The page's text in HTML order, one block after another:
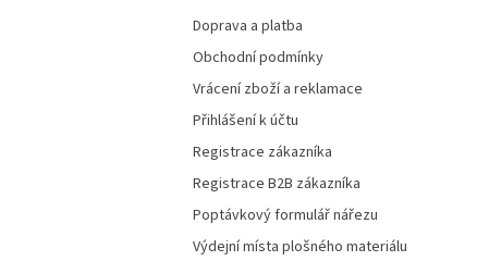
Doprava a platba
Obchodní podmínky
Vrácení zboží a reklamace
Přihlášení k účtu
Registrace zákazníka
Registrace B2B zákazníka
Poptávkový formulář nářezu
Výdejní místa plošného materiálu